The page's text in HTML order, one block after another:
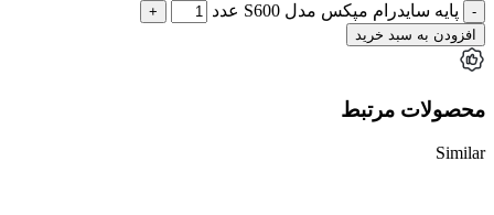
پایه سایدرام مپکس مدل S600 عدد
افزودن به سبد خرید
محصولات مرتبط
Similar